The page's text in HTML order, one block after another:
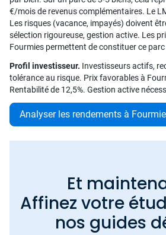
€/mois de revenus complémentaires. Le
Les risques (vacance, impayés) doivent
sélection rigoureuse, gestion active. Les
Fourmies permettent de constituer ce
Profil investisseur. Investisseurs actifs,
tolérance au risque. Prix favorables à
Rentabilité de 12,5%. Gestion active
Analyser les rendements à
Et
Affinez votre
nos guides